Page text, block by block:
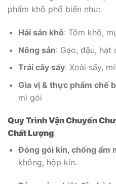
phẩm khô phổ biến như:
Hải sản khô: Tôm khô,
Nông sản: Gạo, đậu, hạt
Trái cây sấy: Xoài sấy,
Gia vị & thực phẩm chế
mì gói
Quy Trình Vận Chuyển
Chất Lượng
Đóng gói kín, chống ẩm
không, hộp kín.